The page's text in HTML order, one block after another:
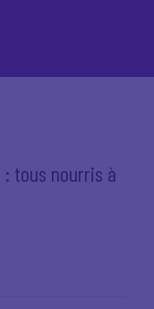
tous nourris à